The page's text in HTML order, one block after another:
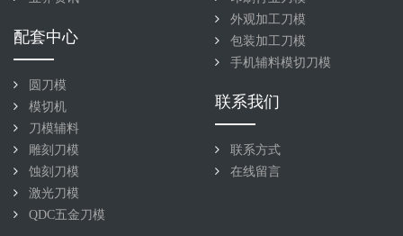
外观加工刀模
包装加工刀模
手机辅料模切刀模
配套中心
圆刀模
模切机
刀模辅料
雕刻刀模
蚀刻刀模
激光刀模
QDC五金刀模
联系我们
联系方式
在线留言